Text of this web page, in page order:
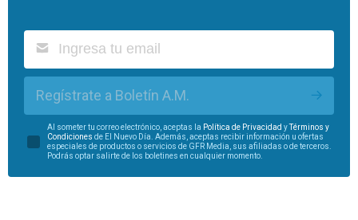
Regístrate a Boletín A.M.
Al someter tu correo electrónico, aceptas la Política de Privacidad yTérminos y
Condiciones de El Nuevo Día. Además, aceptas recibir información u ofertas
especiales de productos o servicios de GFR Media, sus afiliadas o de terceros.
Podrás optar salirte de los boletines en cualquier momento.